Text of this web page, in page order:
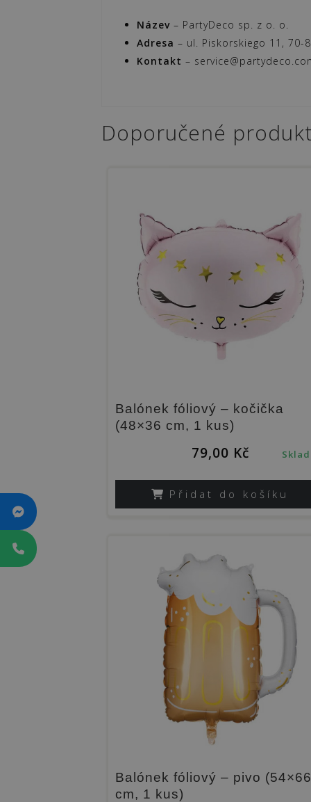
Název – PartyDeco sp. z o. o.
Adresa – ul. Piskorskiego 11, 70-
Kontakt –
Doporučené
Balónek fóliový – kočička
(48×36 cm, 1 kus)
79,00 Kč
Přidat do košíku
Balónek fóliový – pivo (54×66
cm, 1 kus)